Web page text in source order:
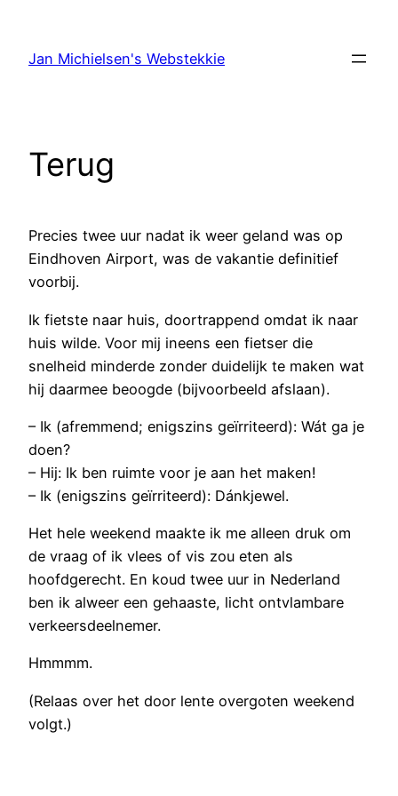
Jan Michielsen's Webstekkie
Terug
Precies twee uur nadat ik weer geland was op
Eindhoven Airport, was de vakantie definitief
voorbij.
Ik fietste naar huis, doortrappend omdat ik naar
huis wilde. Voor mij ineens een fietser die
snelheid minderde zonder duidelijk te maken wat
hij daarmee beoogde (bijvoorbeeld afslaan).
– Ik (afremmend; enigszins geïrriteerd): Wát ga je
doen?
– Hij: Ik ben ruimte voor je aan het maken!
– Ik (enigszins geïrriteerd): Dánkjewel.
Het hele weekend maakte ik me alleen druk om
de vraag of ik vlees of vis zou eten als
hoofdgerecht. En koud twee uur in Nederland
ben ik alweer een gehaaste, licht ontvlambare
verkeersdeelnemer.
Hmmmm.
(Relaas over het door lente overgoten weekend
volgt.)